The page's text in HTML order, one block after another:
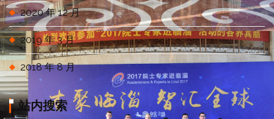
2020 年 12 月
2019 年 3 月
2018 年 8 月
站内搜索